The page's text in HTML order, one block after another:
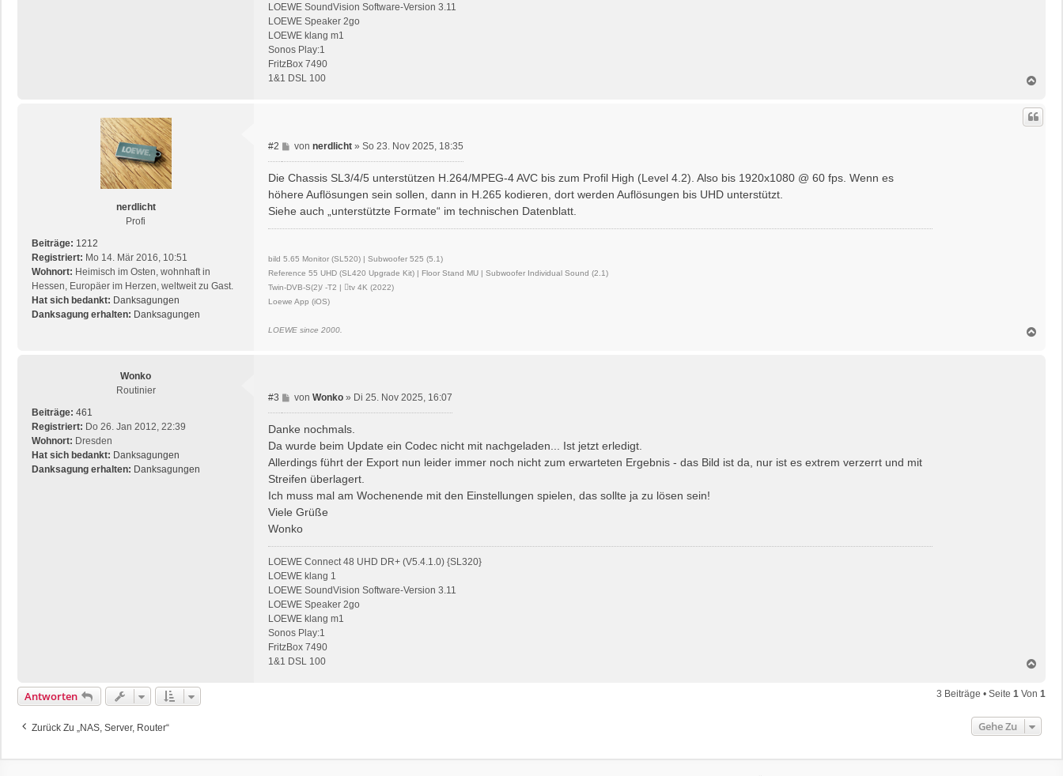
LOEWE SoundVision Software-Version 3.11
LOEWE Speaker 2go
LOEWE klang m1
Sonos Play:1
FritzBox 7490
1&1 DSL 100
c
o
nerdlicht
Profi
Beiträge: 1212
Registriert: Mo 14. Mär 2016, 10:51
Wohnort: Heimisch im Osten, wohnhaft in
Hessen, Europäer im Herzen, weltweit zu Gast.
Hat sich bedankt: Danksagungen
Danksagung erhalten: Danksagungen
#2
B
e
i
r
a
g
von nerdlicht» So 23. Nov 2025, 18:35
Die Chassis SL3/4/5 unterstützen H.264/MPEG-4 AVC bis zum Profil High (Level 4.2). Also bis 1920x1080 @ 60 fps. Wenn es
höhere Auflösungen sein sollen, dann in H.265 kodieren, dort werden Auflösungen bis UHD unterstützt.
Siehe auch „unterstützte Formate“ im technischen Datenblatt.
bild 5.65 Monitor (SL520) | Subwoofer 525 (5.1)
Reference 55 UHD (SL420 Upgrade Kit) | Floor Stand MU | Subwoofer Individual Sound (2.1)
Twin-DVB-S(2)/ -T2 | tv 4K (2022)
Loewe App (iOS)
LOEWE since 2000.
Wonko
Routinier
Beiträge: 461
Registriert: Do 26. Jan 2012, 22:39
Wohnort: Dresden
Hat sich bedankt: Danksagungen
Danksagung erhalten: Danksagungen
#3
B
e
i
r
a
g
von Wonko» Di 25. Nov 2025, 16:07
Danke nochmals.
Da wurde beim Update ein Codec nicht mit nachgeladen... Ist jetzt erledigt.
Allerdings führt der Export nun leider immer noch nicht zum erwarteten Ergebnis - das Bild ist da, nur ist es extrem verzerrt und mit
Streifen überlagert.
Ich muss mal am Wochenende mit den Einstellungen spielen, das sollte ja zu lösen sein!
Viele Grüße
Wonko
LOEWE Connect 48 UHD DR+ (V5.4.1.0) {SL320}
LOEWE klang 1
LOEWE SoundVision Software-Version 3.11
LOEWE Speaker 2go
LOEWE klang m1
Sonos Play:1
FritzBox 7490
1&1 DSL 100
c
h
e
Antworten 3 Beiträge • Seite 1 Von 1
Zurück Zu „NAS, Server, Router“ Gehe Zu